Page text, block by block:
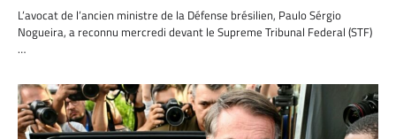
L’avocat de l’ancien ministre de la Défense brésilien, Paulo Sérgio
Nogueira, a reconnu mercredi devant le Supreme Tribunal Federal (STF)
…